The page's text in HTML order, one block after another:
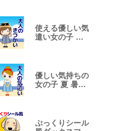
使える優しい気
遣い女の子 夏/
優しい気持ちの
女の子 夏 暑中
ぷっくりシール